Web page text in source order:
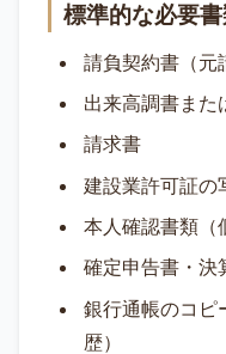
標準的な必要
請負契約書（元
出来高調書また
請求書
建設業許可証の
本人確認書類（
確定申告書・決
銀行通帳のコピ
歴）